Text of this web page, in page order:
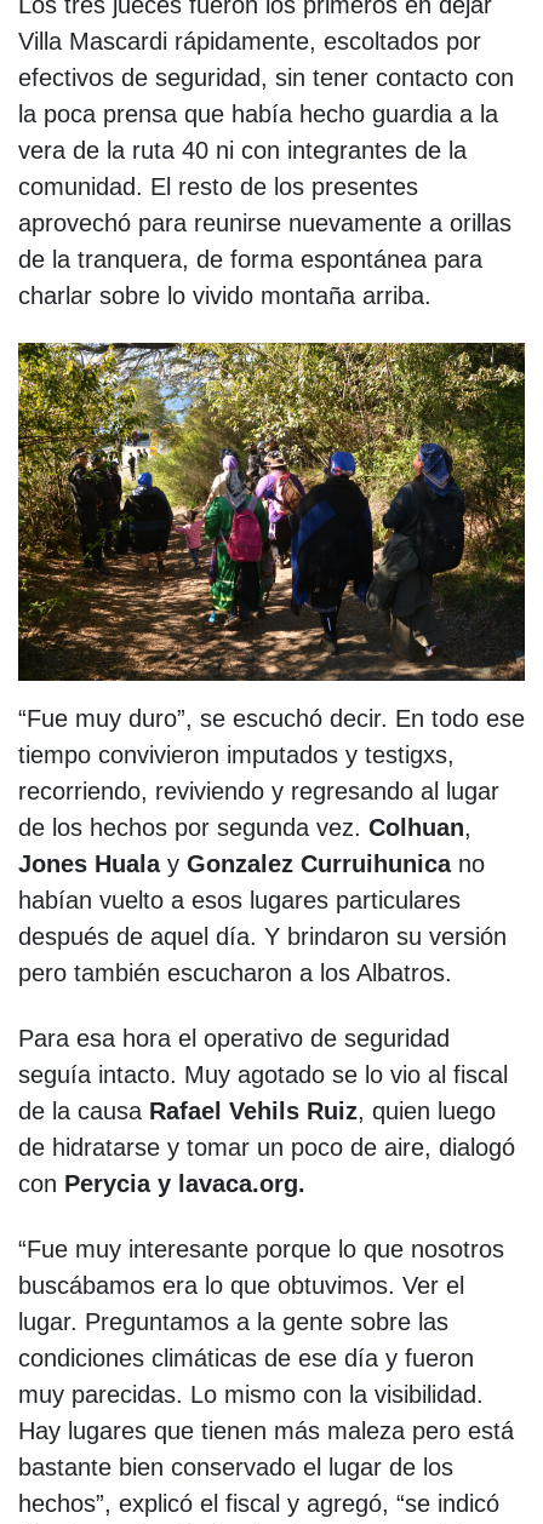
Villa Mascardi rápidamente, escoltados por
efectivos de seguridad, sin tener contacto con
la poca prensa que había hecho guardia a la
vera de la ruta 40 ni con integrantes de la
comunidad. El resto de los presentes
aprovechó para reunirse nuevamente a orillas
de la tranquera, de forma espontánea para
charlar sobre lo vivido montaña arriba.
“Fue muy duro”, se escuchó decir. En todo ese
tiempo convivieron imputados y testigxs,
recorriendo, reviviendo y regresando al lugar
de los hechos por segunda vez. Colhuan,
Jones Hualay Gonzalez Curruihunicano
habían vuelto a esos lugares particulares
después de aquel día. Y brindaron su versión
pero también escucharon a los Albatros.
Para esa hora el operativo de seguridad
seguía intacto. Muy agotado se lo vio al fiscal
de la causa Rafael Vehils Ruiz, quien luego
de hidratarse y tomar un poco de aire, dialogó
con Perycia y lavaca.org.
“Fue muy interesante porque lo que nosotros
buscábamos era lo que obtuvimos. Ver el
lugar. Preguntamos a la gente sobre las
condiciones climáticas de ese día y fueron
muy parecidas. Lo mismo con la visibilidad.
Hay lugares que tienen más maleza pero está
bastante bien conservado el lugar de los
hechos”, explicó el fiscal y agregó, “se indicó